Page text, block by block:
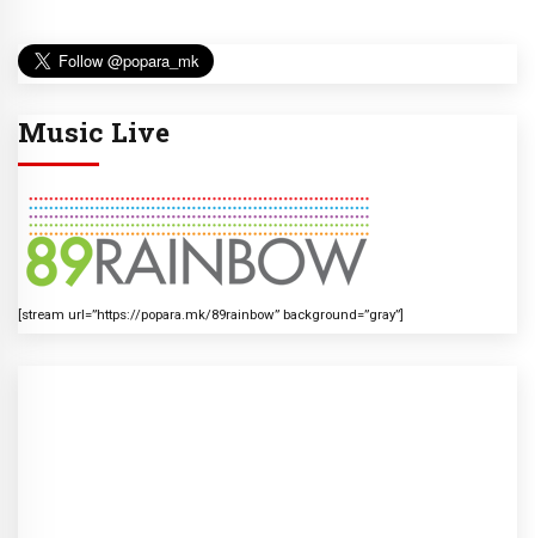
Music Live
[stream url=”https://popara.mk/89rainbow” background=”gray”]